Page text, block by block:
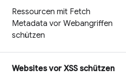
Ressourcen mit Fetch
Metadata vor Webangriffen
schützen
Websites vor XSS schützen